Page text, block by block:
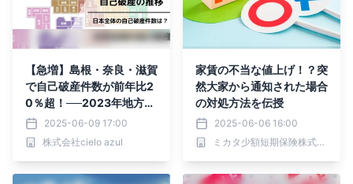
【急増】島根・奈良・滋賀
で自己破産件数が前年比2
0％超！──2023年地方都
市で何が起きているのか？
を公表
2025-06-09 17:00
株式会社cielo azul
家賃の不当な値上げ！？突
然大家から通知された場合
の対処方法を伝授
2025-06-06 16:00
ミカタ少額短期保険株式会社